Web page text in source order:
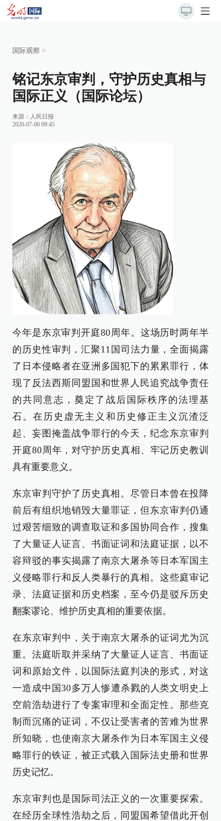
国际观察 >
铭记东京审判，守护历史真相与
国际正义（国际论坛）
来源： 人民日报
2026-07-06 09:45
今年是东京审判开庭80周年。这场历时两年半
的历史性审判，汇聚11国司法力量，全面揭露
了日本侵略者在亚洲多国犯下的累累罪行，体
现了反法西斯同盟国和世界人民追究战争责任
的共同意志，奠定了战后国际秩序的法理基
石。在历史虚无主义和历史修正主义沉渣泛
起、妄图掩盖战争罪行的今天，纪念东京审判
开庭80周年，对守护历史真相、牢记历史教训
具有重要意义。
东京审判守护了历史真相。尽管日本曾在投降
前后有组织地销毁大量罪证，但东京审判仍通
过艰苦细致的调查取证和多国协同合作，搜集
了大量证人证言、书面证词和法庭证据，以不
容辩驳的事实揭露了南京大屠杀等日本军国主
义侵略罪行和反人类暴行的真相。这些庭审记
录、法庭证据和历史档案，至今仍是驳斥历史
翻案谬论、维护历史真相的重要依据。
在东京审判中，关于南京大屠杀的证词尤为沉
重。法庭听取并采纳了大量证人证言、书面证
词和原始文件，以国际法庭判决的形式，对这
一造成中国30多万人惨遭杀戮的人类文明史上
空前浩劫进行了专案审理和全面定性。那些克
制而沉痛的证词，不仅让受害者的苦难为世界
所知晓，也使南京大屠杀作为日本军国主义侵
略罪行的铁证，被正式载入国际法史册和世界
历史记忆。
东京审判也是国际司法正义的一次重要探索。
在经历全球性浩劫之后，同盟国希望借此开创